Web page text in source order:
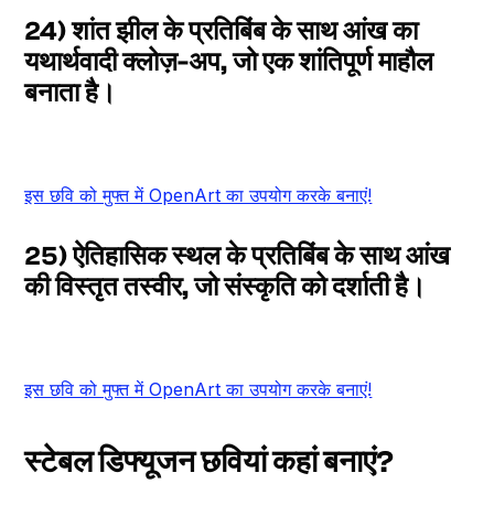
24) शांत झील के प्रतिबिंब के साथ आंख का
यथार्थवादी क्लोज़-अप, जो एक शांतिपूर्ण माहौल
बनाता है।
इस छवि को मुफ्त में OpenArt का उपयोग करके बनाएं!
25) ऐतिहासिक स्थल के प्रतिबिंब के साथ आंख
की विस्तृत तस्वीर, जो संस्कृति को दर्शाती है।
इस छवि को मुफ्त में OpenArt का उपयोग करके बनाएं!
स्टेबल डिफ्यूजन छवियां कहां बनाएं?